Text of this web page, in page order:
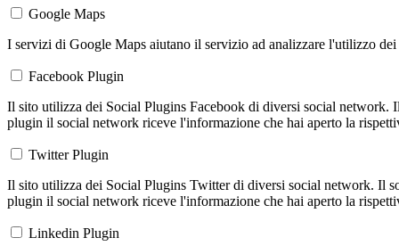
Google Maps
I servizi di Google Maps aiutano il servizio ad analizzare l'utilizzo
Facebook Plugin
Il sito utilizza dei Social Plugins Facebook di diversi social network.
plugin il social network riceve l'informazione che hai aperto la
Twitter Plugin
Il sito utilizza dei Social Plugins Twitter di diversi social network. Il
plugin il social network riceve l'informazione che hai aperto la
Linkedin Plugin